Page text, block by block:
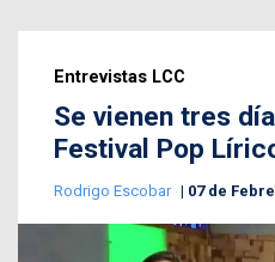
Entrevistas LCC
Se vienen tres
Festival Pop
Rodrigo Escobar 07 de